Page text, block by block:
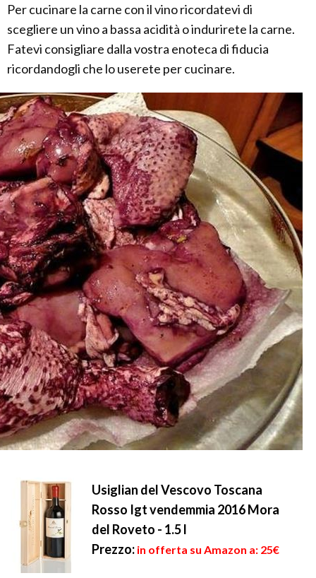
Per cucinare la carne con il vino ricordatevi di
scegliere un vino a bassa acidità o indurirete la carne.
Fatevi consigliare dalla vostra enoteca di fiducia
ricordandogli che lo userete per cucinare.
Usiglian del Vescovo Toscana
Rosso Igt vendemmia 2016 Mora
del Roveto - 1.5 l
Prezzo: in offerta su Amazon a: 25€